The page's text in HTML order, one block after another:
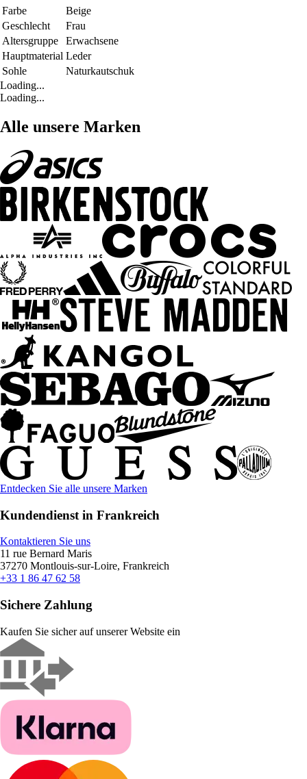
Farbe
Beige
Geschlecht
Frau
Altersgruppe
Erwachsene
Hauptmaterial Leder
Sohle
Naturkautschuk
Loading...
Loading...
Alle unsere Marken
Entdecken Sie alle unsere Marken
Kundendienst in Frankreich
Kontaktieren Sie uns
11 rue Bernard Maris
37270 Montlouis-sur-Loire, Frankreich
+33 1 86 47 62 58
Sichere Zahlung
Kaufen Sie sicher auf unserer Website ein